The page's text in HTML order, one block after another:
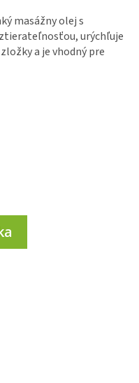
masážny olej s
urýchľuje
a je vhodný pre